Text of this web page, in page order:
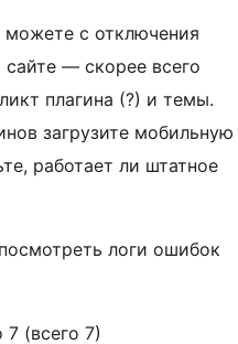
с отключения
— скорее всего
плагина (?) и темы.
загрузите мобильную
работает ли штатное
логи ошибок
(всего 7)